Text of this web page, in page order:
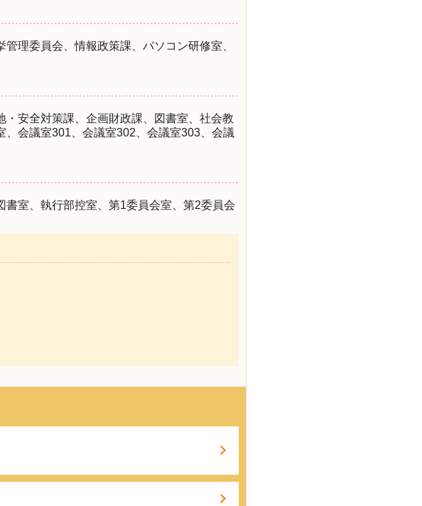
理委員会、情報政策課、パソコン研修室、
安全対策課、企画財政課、図書室、社会教
会議室301、会議室302、会議室303、会議
室、執行部控室、第1委員会室、第2委員会